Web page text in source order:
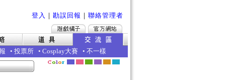
登入 ｜ 勘誤回報 ｜ 聯絡管理者
• 投票所 • Cosplay大賽 • 不一樣